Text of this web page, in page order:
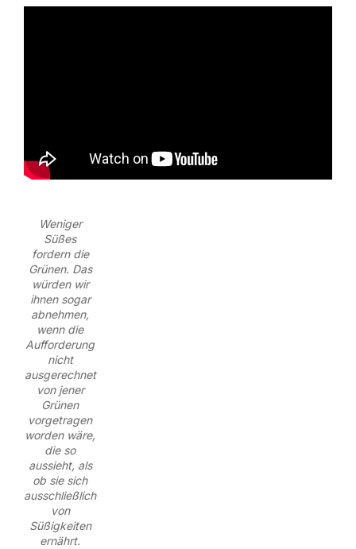
Weniger
Süßes
fordern die
Grünen. Das
würden wir
ihnen sogar
abnehmen,
wenn die
Aufforderung
nicht
ausgerechnet
von jener
Grünen
vorgetragen
worden wäre,
die so
aussieht, als
ob sie sich
ausschließlich
von
Süßigkeiten
ernährt.